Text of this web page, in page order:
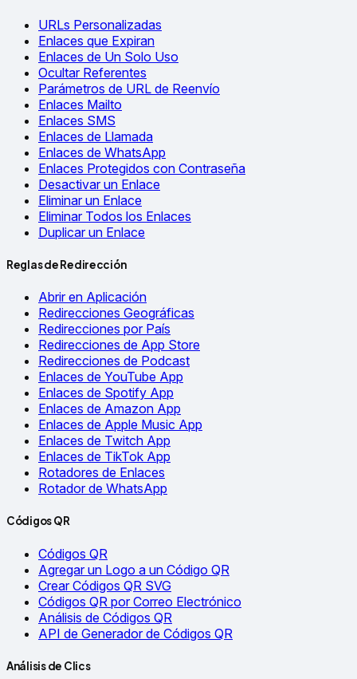
URLs Personalizadas
Enlaces que Expiran
Enlaces de Un Solo Uso
Ocultar Referentes
Parámetros de URL de Reenvío
Enlaces Mailto
Enlaces SMS
Enlaces de Llamada
Enlaces de WhatsApp
Enlaces Protegidos con Contraseña
Desactivar un Enlace
Eliminar un Enlace
Eliminar Todos los Enlaces
Duplicar un Enlace
Reglas de Redirección
Abrir en Aplicación
Redirecciones Geográficas
Redirecciones por País
Redirecciones de App Store
Redirecciones de Podcast
Enlaces de YouTube App
Enlaces de Spotify App
Enlaces de Amazon App
Enlaces de Apple Music App
Enlaces de Twitch App
Enlaces de TikTok App
Rotadores de Enlaces
Rotador de WhatsApp
Códigos QR
Códigos QR
Agregar un Logo a un Código QR
Crear Códigos QR SVG
Códigos QR por Correo Electrónico
Análisis de Códigos QR
API de Generador de Códigos QR
Análisis de Clics